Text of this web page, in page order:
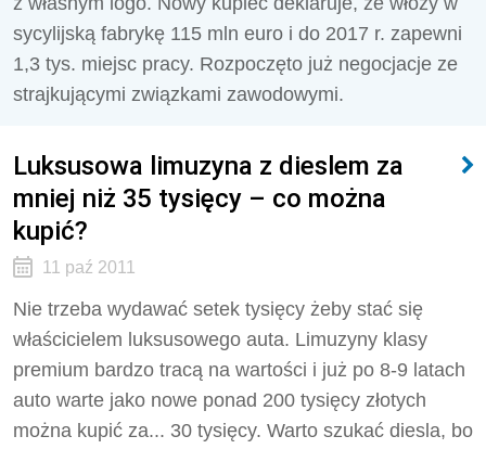
sycylijską fabrykę 115 mln euro i do 2017 r. zapewni
1,3 tys. miejsc pracy. Rozpoczęto już negocjacje ze
strajkującymi związkami zawodowymi.
Luksusowa limuzyna z dieslem za
mniej niż 35 tysięcy – co można
kupić?
11 paź 2011
Nie trzeba wydawać setek tysięcy żeby stać się
właścicielem luksusowego auta. Limuzyny klasy
premium bardzo tracą na wartości i już po 8-9 latach
auto warte jako nowe ponad 200 tysięcy złotych
można kupić za... 30 tysięcy. Warto szukać diesla, bo